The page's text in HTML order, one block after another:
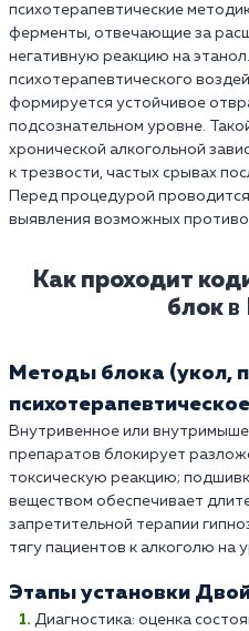
психотерапевтические
ферменты, отвечающие за
негативную реакцию на
психотерапевтического
формируется устойчивое
подсознательном уровне.
хронической алкогольной
к трезвости, частых срывах
Перед процедурой
выявления возможных
Как проходит
блок в
Методы блока (укол,
Внутривенное или
препаратов блокирует
токсическую реакцию;
веществом обеспечивает
запретительной терапии
тягу пациентов к алкоголю на
Этапы установки
Диагностика: оценка